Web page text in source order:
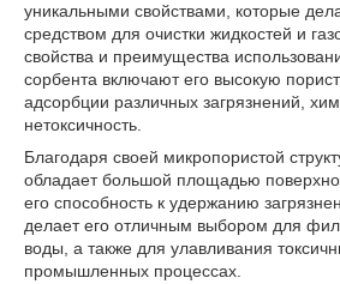
уникальными свойствами, которые
средством для очистки жидкостей и
свойства и преимущества
сорбента включают его высокую
адсорбции различных загрязнений,
нетоксичность.
Благодаря своей микропористой
обладает большой площадью
его способность к удержанию
делает его отличным выбором для
воды, а также для улавливания
промышленных процессах.